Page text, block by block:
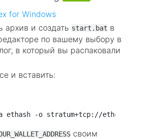
for Windows
архив и создать start.bat в
по вашему выбору в
в который вы распаковали
и вставить:
своим